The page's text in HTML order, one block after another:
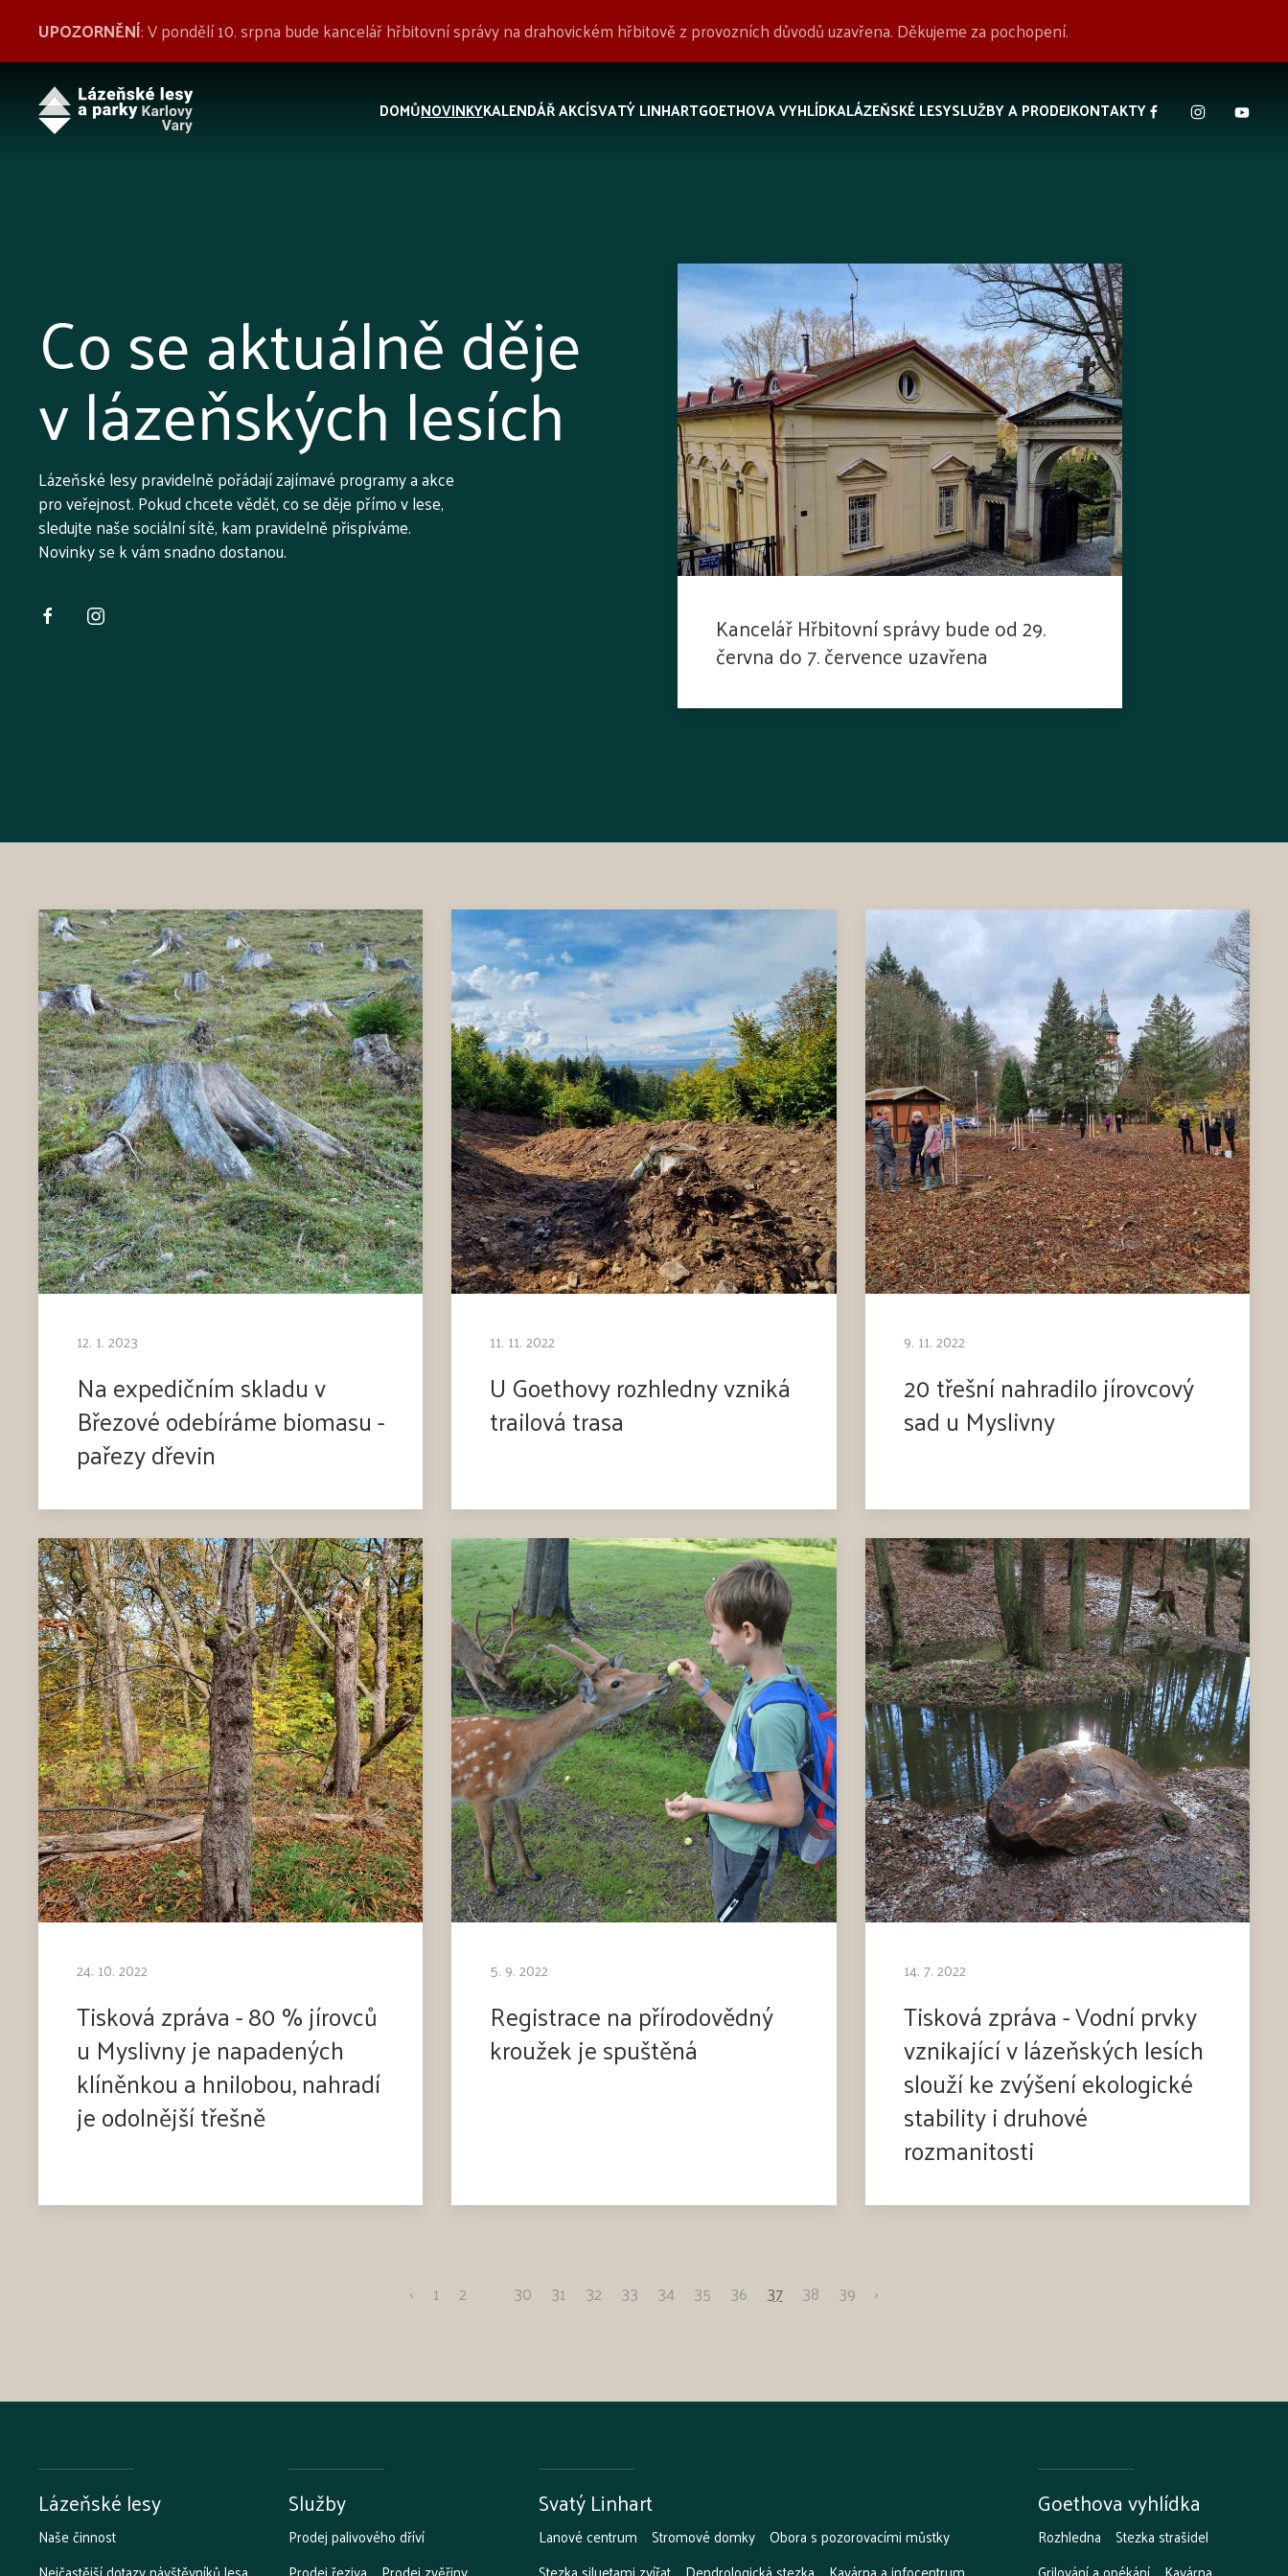
UPOZORNĚNÍ: V pondělí 10. srpna bude kancelář hřbitovní správy na drahovickém hřbitově z provozních důvodů uzavřena. Děkujeme za pochopení.
DOMŮNOVINKYKALENDÁŘ AKCÍSVATÝ LINHARTGOETHOVA VYHLÍDKALÁZEŇSKÉ LESYSLUŽBY A PRODEJKONTAKTY
Co se aktuálně děje
v lázeňských lesích
Lázeňské lesy pravidelně pořádají zajímavé programy a akce
pro veřejnost. Pokud chcete vědět, co se děje přímo v lese,
sledujte naše sociální sítě, kam pravidelně přispíváme.
Novinky se k vám snadno dostanou.
Kancelář Hřbitovní správy bude od 29.
června do 7. července uzavřena
12. 1. 2023
Na expedičním skladu v
Březové odebíráme biomasu -
pařezy dřevin
11. 11. 2022
U Goethovy rozhledny vzniká
trailová trasa
9. 11. 2022
20 třešní nahradilo jírovcový
sad u Myslivny
24. 10. 2022
Tisková zpráva - 80 % jírovců
u Myslivny je napadených
klíněnkou a hnilobou, nahradí
je odolnější třešně
5. 9. 2022
Registrace na přírodovědný
kroužek je spuštěná
14. 7. 2022
Tisková zpráva - Vodní prvky
vznikající v lázeňských lesích
slouží ke zvýšení ekologické
stability i druhové
rozmanitosti
‹ 1 2 30 31 32 33 34 35 36 37 38 39 ›
Lázeňské lesy
Naše činnost
Služby
Prodej palivového dříví
Svatý Linhart
Lanové centrum Stromové domky Obora s pozorovacími můstky
Goethova vyhlídka
Rozhledna Stezka strašidel